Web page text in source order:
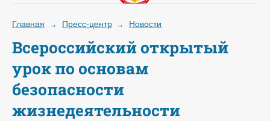
Главная → Пресс-центр → Новости
Всероссийский открытый
урок по основам
безопасности
жизнедеятельности